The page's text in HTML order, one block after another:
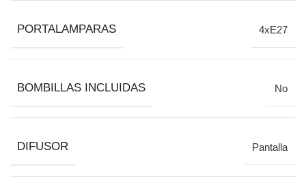
PORTALAMPARAS 4xE27
BOMBILLAS INCLUIDAS No
DIFUSOR Pantalla